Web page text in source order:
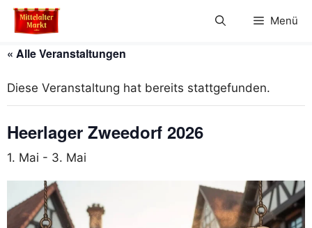
Zum
Inhalt
Menü
« Alle Veranstaltungen
Diese Veranstaltung hat bereits stattgefunden.
Heerlager Zweedorf 2026
1. Mai - 3. Mai